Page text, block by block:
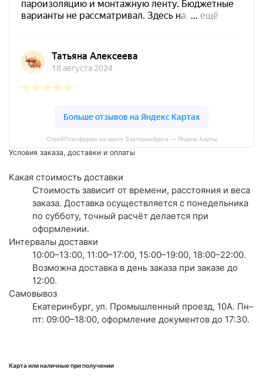
СтройПлатформа на карте Екатеринбурга — Яндекс Карты
Условия заказа, доставки и оплаты
Какая стоимость доставки
Стоимость зависит от времени, расстояния и веса
заказа. Доставка осуществляется с понедельника
по субботу, точный расчёт делается при
оформлении.
Интервалы доставки
10:00–13:00, 11:00–17:00, 15:00–19:00, 18:00–22:00.
Возможна доставка в день заказа при заказе до
12:00.
Самовывоз
Екатеринбург, ул. Промышленный проезд, 10А. Пн–
пт: 09:00–18:00, оформление документов до 17:30.
Карта или наличные при получении